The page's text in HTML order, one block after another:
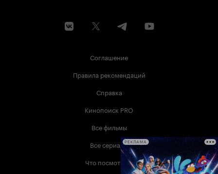
Соглашение
Правила рекомендаций
Справка
Кинопоиск PRO
Все фильмы
Все сериалы
Что посмотреть
РЕКЛАМА